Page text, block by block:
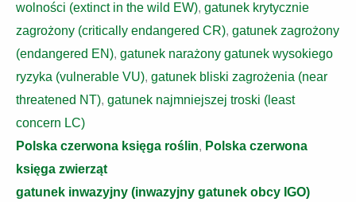
wolności (extinct in the wild EW), gatunek krytycznie
zagrożony (critically endangered CR), gatunek zagrożony
(endangered EN), gatunek narażony gatunek wysokiego
ryzyka (vulnerable VU), gatunek bliski zagrożenia (near
threatened NT), gatunek najmniejszej troski (least
concern LC)
Polska czerwona księga roślin, Polska czerwona
księga zwierząt
gatunek inwazyjny (inwazyjny gatunek obcy IGO)